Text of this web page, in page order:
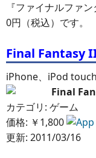
『ファイナルファ
0円（税込）です。
Final Fantasy
iPhone、iPod
Final
カテゴリ: ゲーム
価格: ￥1,800
更新: 2011/03/16